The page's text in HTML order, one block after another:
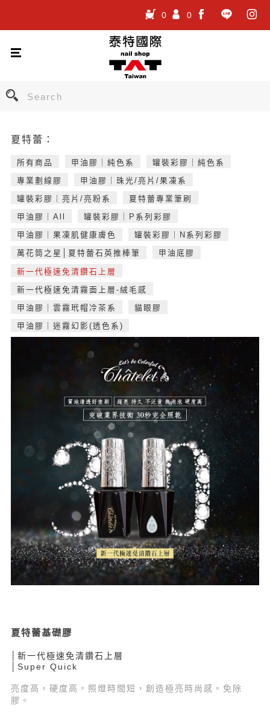
0
0
夏特蕾：
所有商品 甲油膠｜純色系 罐裝彩膠｜純色系
專業劃線膠 甲油膠｜珠光/亮片/果凍系
罐裝彩膠｜亮片/亮粉系 夏特蕾專業筆刷
甲油膠｜All 罐裝彩膠｜P系列彩膠
甲油膠｜果凍肌健康膚色 罐裝彩膠｜N系列彩膠
萬花筒之星│夏特蕾石英推棒筆 甲油底膠
新一代極速免清鑽石上層
新一代極速免清霧面上層-絨毛感
甲油膠｜雲霧玳帽冷茶系 貓眼膠
甲油膠｜迷霧幻影(透色系)
夏特蕾基礎膠
│新一代極速免清鑽石上層
│Super Quick
亮度高，硬度高。照燈時間短，創造極亮時尚感。免除
膠。